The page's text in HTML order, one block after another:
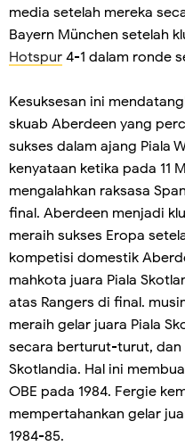
media setelah mereka
Bayern München setelah
Hotspur 4-1 dalam ronde
Kesuksesan ini
skuab Aberdeen yang
sukses dalam ajang Piala
kenyataan ketika pada 11
mengalahkan raksasa
final. Aberdeen menjadi
meraih sukses Eropa
kompetisi domestik
mahkota juara Piala
atas Rangers di final.
meraih gelar juara Piala
secara berturut-turut, dan
Skotlandia. Hal ini
OBE pada 1984. Fergie
mempertahankan gelar
1984-85.